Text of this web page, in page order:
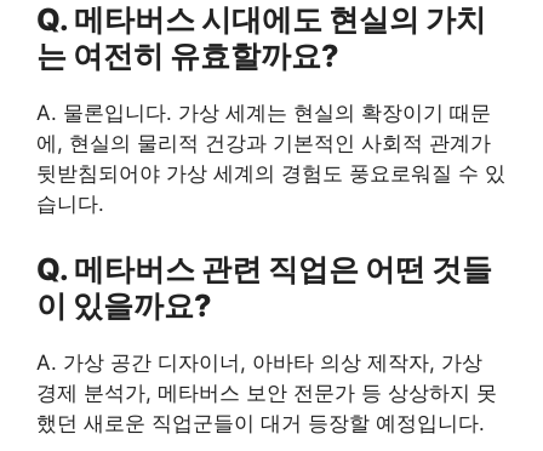
Q. 메타버스 시대에도 현실의 가치
는 여전히 유효할까요?
A. 물론입니다. 가상 세계는 현실의 확장이기 때문
에, 현실의 물리적 건강과 기본적인 사회적 관계가
뒷받침되어야 가상 세계의 경험도 풍요로워질 수 있
습니다.
Q. 메타버스 관련 직업은 어떤 것들
이 있을까요?
A. 가상 공간 디자이너, 아바타 의상 제작자, 가상
경제 분석가, 메타버스 보안 전문가 등 상상하지 못
했던 새로운 직업군들이 대거 등장할 예정입니다.